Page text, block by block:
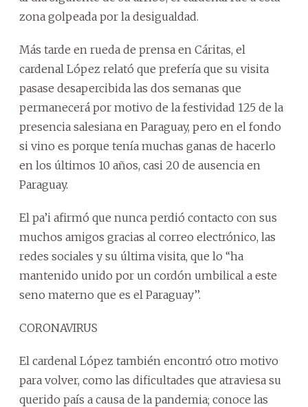
zona golpeada por la desigualdad.
Más tarde en rueda de prensa en Cáritas, el
cardenal López relató que prefería que su visita
pasase desapercibida las dos semanas que
permanecerá por motivo de la festividad 125 de la
presencia salesiana en Paraguay, pero en el fondo
si vino es porque tenía muchas ganas de hacerlo
en los últimos 10 años, casi 20 de ausencia en
Paraguay.
El pa’i afirmó que nunca perdió contacto con sus
muchos amigos gracias al correo electrónico, las
redes sociales y su última visita, que lo ‘‘ha
mantenido unido por un cordón umbilical a este
seno materno que es el Paraguay’’.
CORONAVIRUS
El cardenal López también encontró otro motivo
para volver, como las dificultades que atraviesa su
querido país a causa de la pandemia; conoce las